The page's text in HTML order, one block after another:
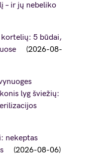
– ir jų nebeliko
5 būdai,
2026-08-
lyg šviežių:
nekeptas
2026-08-06